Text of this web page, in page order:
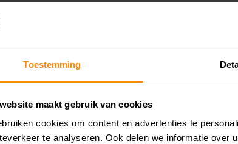
Toestemming
maakt gebruik van cookies
cookies om content en advertenties te
te analyseren. Ook delen we informatie over
van